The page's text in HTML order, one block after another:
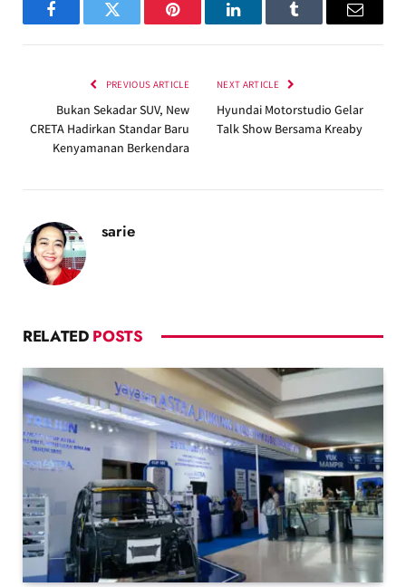
FacebookTwitter Pinterest LinkedInTumblr Email
PREVIOUS ARTICLE
Bukan Sekadar SUV, New
CRETA Hadirkan Standar Baru
Kenyamanan Berkendara
NEXT ARTICLE
Hyundai Motorstudio Gelar
Talk Show Bersama Kreaby
sarie
RELATED POSTS